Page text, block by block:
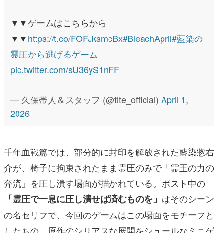
▼▼ゲームはこちらから
▼▼https://t.co/FOFJksmcBx#BleachApril#藍染の
霊圧から逃げるゲーム
pic.twitter.com/sU36yS1nFF
— 久保帯人＆スタッフ (@tite_official) April 1,
2026
千年血戦篇では、部分的に封印を解放された藍染惣右
介が、椅子に拘束されたまま霊圧のみで「霊王の力の
奔流」を圧し潰す場面が描かれている。ポスト中の
「霊圧で一息に圧し潰せば済むものを」 はそのシーン
の名セリフで、今回のゲームはこの場面をモチーフと
したもの。原作のシリアスな展開をシュールなミニゲ